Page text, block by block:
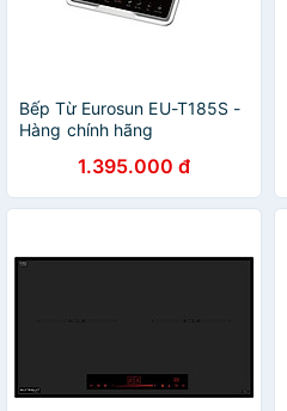
Bếp Từ Eurosun EU-T185S -
Hàng chính hãng
1.395.000 đ